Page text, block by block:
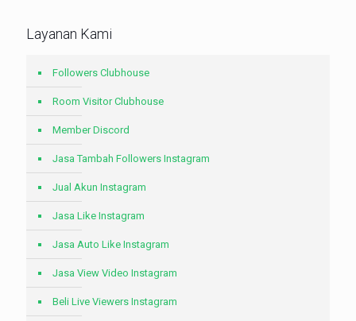
Layanan Kami
Followers Clubhouse
Room Visitor Clubhouse
Member Discord
Jasa Tambah Followers Instagram
Jual Akun Instagram
Jasa Like Instagram
Jasa Auto Like Instagram
Jasa View Video Instagram
Beli Live Viewers Instagram